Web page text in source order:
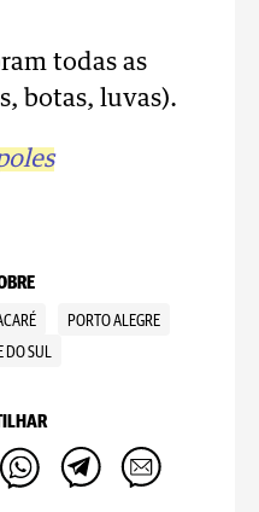
todas as
botas, luvas).
PORTO ALEGRE
DO SUL